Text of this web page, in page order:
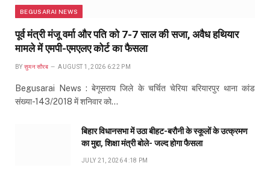
BEGUSARAI NEWS
पूर्व मंत्री मंजू वर्मा और पति को 7-7 साल की सजा, अवैध हथियार
मामले में एमपी-एमएलए कोर्ट का फैसला
BY सुमन सौरब AUGUST 1, 2026 6:22 PM
Begusarai News : बेगूसराय जिले के चर्चित चेरिया बरियारपुर थाना कांड
संख्या-143/2018 में शनिवार को…
बिहार विधानसभा में उठा बीहट-बरौनी के स्कूलों के उत्क्रमण
का मुद्दा, शिक्षा मंत्री बोले- जल्द होगा फैसला
JULY 21, 2026 4:18 PM